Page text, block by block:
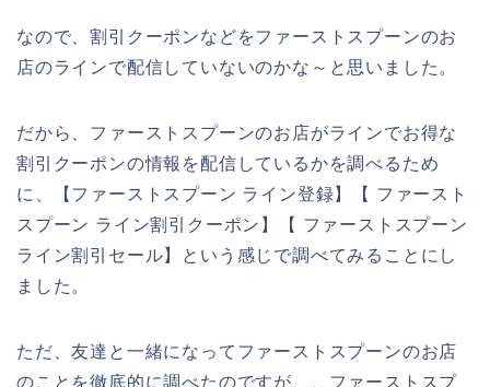
なので、割引クーポンなどをファーストスプーンのお
店のラインで配信していないのかな～と思いました。
だから、ファーストスプーンのお店がラインでお得な
割引クーポンの情報を配信しているかを調べるため
に、【ファーストスプーン ライン登録】【 ファースト
スプーン ライン割引クーポン】【 ファーストスプーン
ライン割引セール】という感じで調べてみることにし
ました。
ただ、友達と一緒になってファーストスプーンのお店
のことを徹底的に調べたのですが、、ファーストスプ